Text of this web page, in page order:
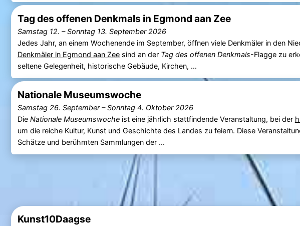
Tag des offenen Denkmals in Egmond aan Zee
Samstag 12. –Sonntag 13. September 2026
Jedes Jahr, an einem Wochenende im September, öffnen viele Denkmäler in den
Denkmäler in Egmond aan Zeesind an der Tag des offenen Denkmals-Flagge zu
seltene Gelegenheit, historische Gebäude, Kirchen, ...
Nationale Museumswoche
Samstag 26. September–Sonntag 4. Oktober 2026
Die Nationale Museumswocheist eine jährlich stattfindende Veranstaltung, bei der
um die reiche Kultur, Kunst und Geschichte des Landes zu feiern. Diese
Schätze und berühmten Sammlungen der ...
Kunst10Daagse